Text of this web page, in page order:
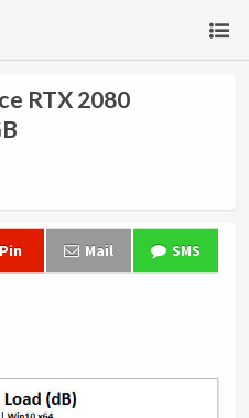
RTX 2080
Pin Mail SMS